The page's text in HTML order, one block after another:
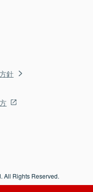
針
All Rights Reserved.